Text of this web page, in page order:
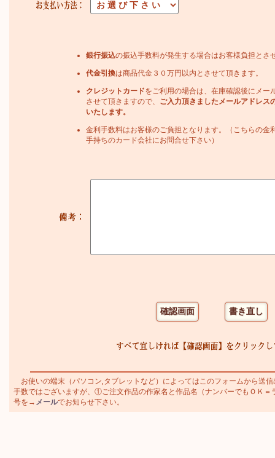
銀行振込の振込手数料が発生する場合はお客様負担とさ
代金引換は商品代金３０万円以内とさせて頂きます。
クレジットカードをご利用の場合は、在庫確認後にメー
させて頂きますので、
ご入力頂きましたメールアドレス
いたします。
金利手数料はお客様のご負担となります。（こちらの金
手持ちのカード会社にお問合せ下さい）
お使いの端末（パソコン,タブレットなど）によってはこのフォームから送
手数ではございますが、①ご注文作品の作家名と作品名（ナンバーでもＯＫ
号を→ メールでお知らせ下さい。